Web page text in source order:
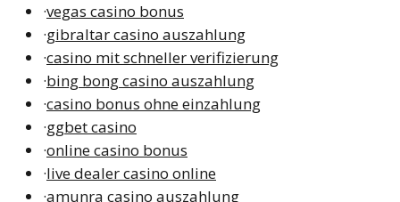
·vegas casino bonus
·gibraltar casino auszahlung
·casino mit schneller verifizierung
·bing bong casino auszahlung
·casino bonus ohne einzahlung
·ggbet casino
·online casino bonus
·live dealer casino online
·amunra casino auszahlung